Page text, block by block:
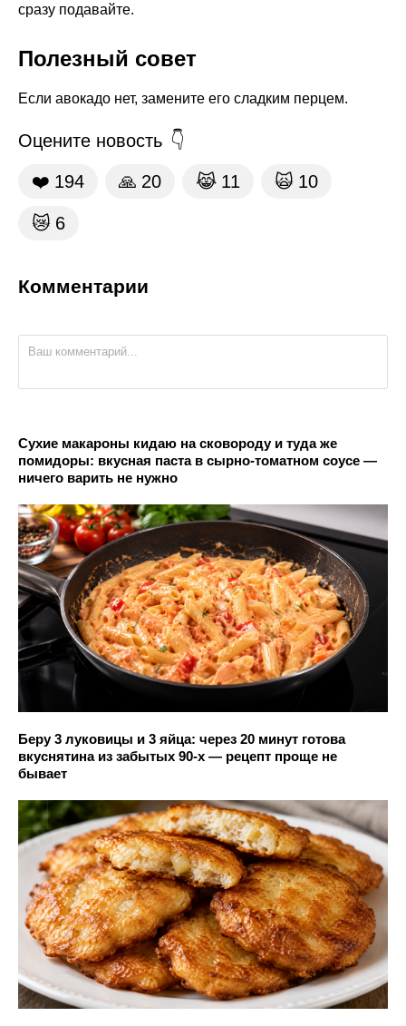
сразу подавайте.
Полезный совет
Если авокадо нет, замените его сладким перцем.
Оцените новость
❤️ 194 🙏 20 😹 11 🙀 10
😿 6
Комментарии
Сухие макароны кидаю на сковороду и туда же
помидоры: вкусная паста в сырно-томатном соусе —
ничего варить не нужно
Беру 3 луковицы и 3 яйца: через 20 минут готова
вкуснятина из забытых 90-х — рецепт проще не
бывает